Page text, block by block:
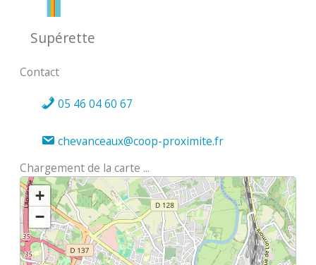
Supérette
Contact
05 46 04 60 67
chevanceaux@coop-proximite.fr
Chargement de la carte ...
+
−